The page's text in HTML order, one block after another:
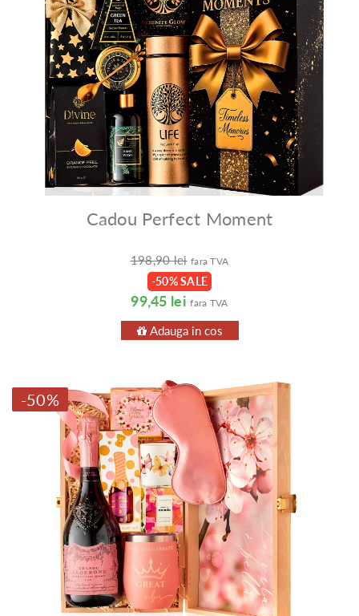
Cadou Perfect Moment
198,90 lei fara TVA
-50% SALE
99,45 lei fara TVA
Adauga in cos
-50%